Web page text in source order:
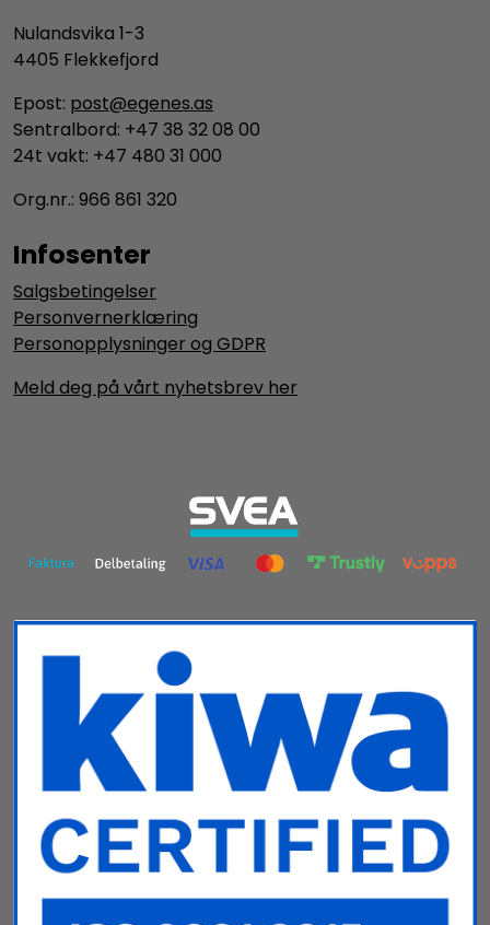
Nulandsvika 1-3
4405 Flekkefjord
Epost: post@egenes.as
Sentralbord: +47 38 32 08 00
24t vakt: +47 480 31 000
Org.nr.: 966 861 320
Infosenter
Salgsbetingelser
Personvernerklæring
Personopplysninger og GDPR
Meld deg på vårt nyhetsbrev her